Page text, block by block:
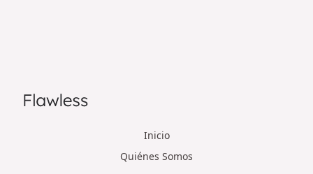
Inicio
Quiénes Somos